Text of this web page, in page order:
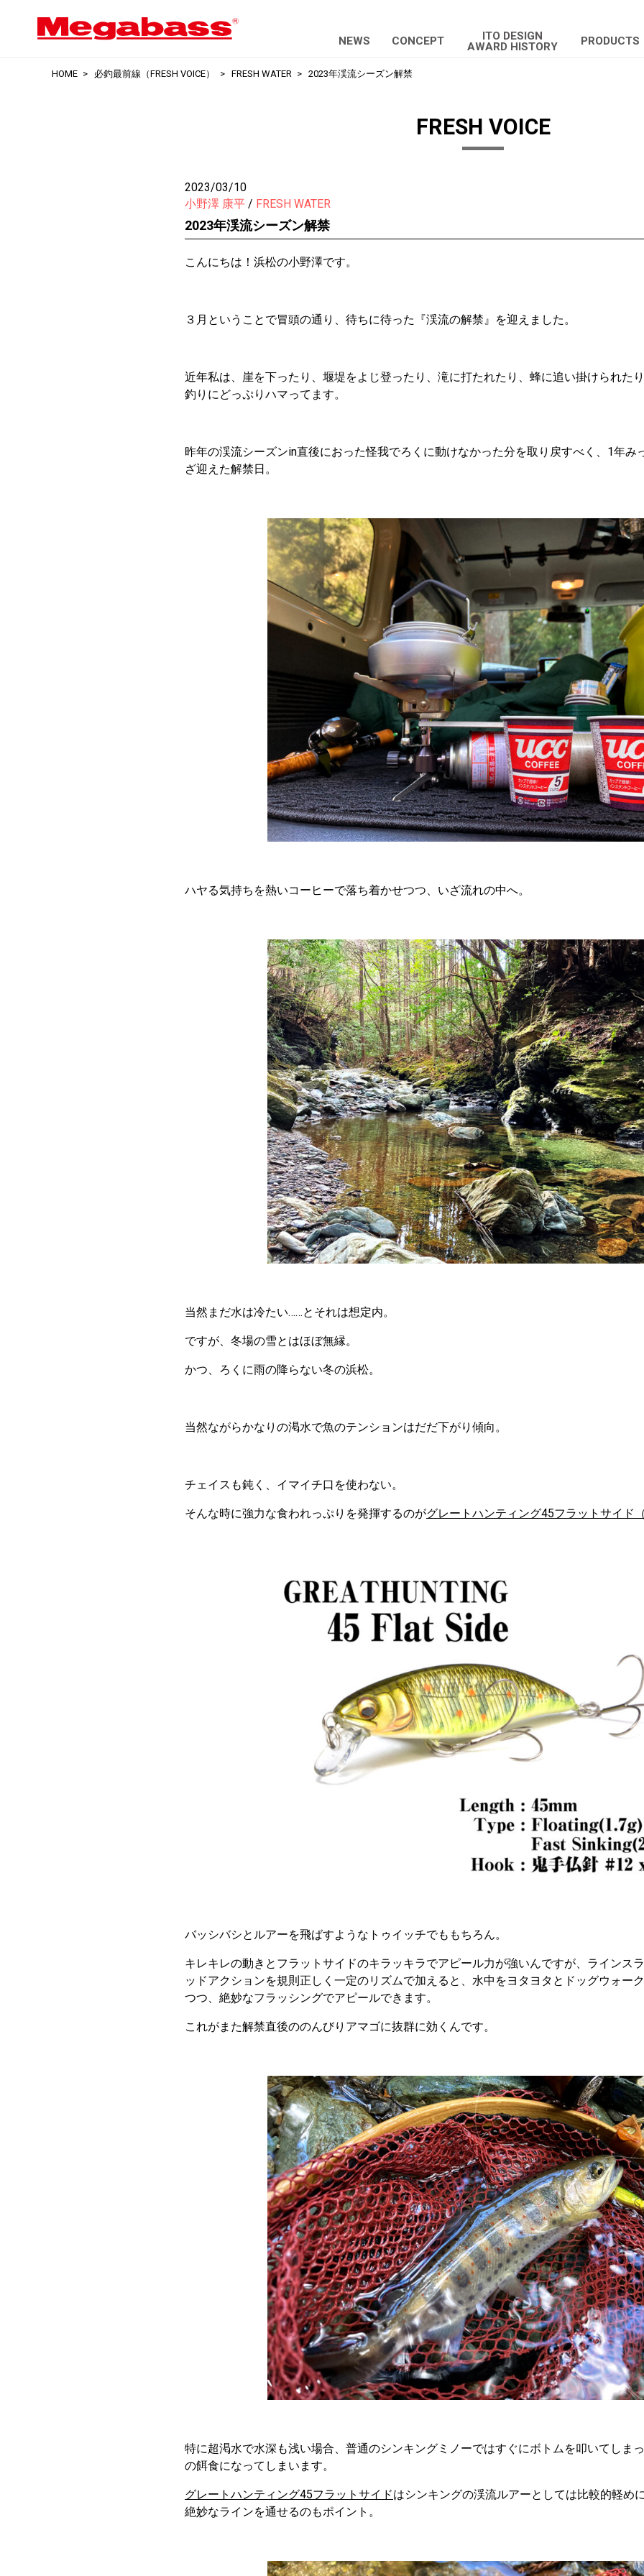
NEWS CONCEPT
ITO DESIGN
AWARD HISTORY
PRODUCTS
HOME 必釣最前線（FRESH VOICE） FRESH WATER 2023年渓流シーズン解禁
FRESH VOICE
2023/03/10
小野澤 康平
FRESH WATER
2023年渓流シーズン解禁
こんにちは！浜松の小野澤です。
３月ということで冒頭の通り、待ちに待った『渓流の解禁』を迎えました。
近年私は、崖を下ったり、堰堤をよじ登ったり、滝に打たれたり、蜂に追い掛けられた
釣りにどっぷりハマってます。
昨年の渓流シーズンin直後におった怪我でろくに動けなかった分を取り戻すべく、1年み
ざ迎えた解禁日。
ハヤる気持ちを熱いコーヒーで落ち着かせつつ、いざ流れの中へ。
当然まだ水は冷たい……とそれは想定内。
ですが、冬場の雪とはほぼ無縁。
かつ、ろくに雨の降らない冬の浜松。
当然ながらかなりの渇水で魚のテンションはだだ下がり傾向。
チェイスも鈍く、イマイチ口を使わない。
そんな時に強力な食われっぷりを発揮するのがグレートハンティング45フラットサイド
バッシバシとルアーを飛ばすようなトゥイッチでももちろん。
キレキレの動きとフラットサイドのキラッキラでアピール力が強いんですが、ラインス
ッドアクションを規則正しく一定のリズムで加えると、水中をヨタヨタとドッグウォー
つつ、絶妙なフラッシングでアピールできます。
これがまた解禁直後ののんびりアマゴに抜群に効くんです。
特に超渇水で水深も浅い場合、普通のシンキングミノーではすぐにボトムを叩いてしま
の餌食になってしまいます。
グレートハンティング45フラットサイドはシンキングの渓流ルアーとしては比較的軽め
絶妙なラインを通せるのもポイント。